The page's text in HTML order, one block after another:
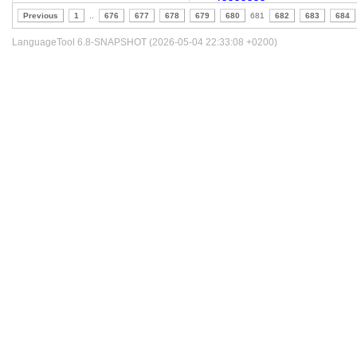
Previous 1 676 677 678 679 680 681 682 683 684
LanguageTool 6.8-SNAPSHOT (2026-05-04 22:33:08 +0200)